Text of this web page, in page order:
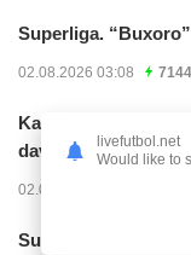
Superliga.
02.08.2026 03:08 7144
Kabo-verdelik
davom ettirishi...
02.08.2026 01:08
Superliga.
livefutbol.net
Would like to